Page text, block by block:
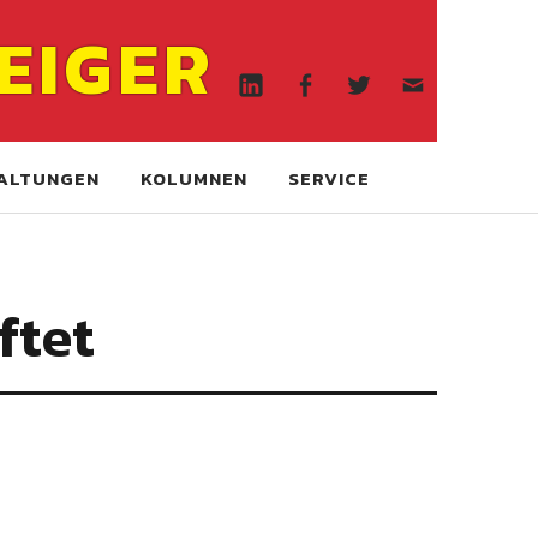
KOLUMNEN SERVICE